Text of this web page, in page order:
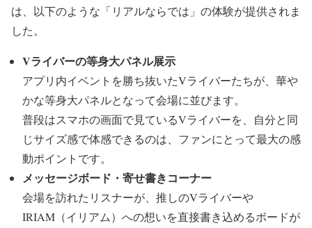
は、以下のような「リアルならでは」の体験が提供されま
した。
Vライバーの等身大パネル展示
アプリ内イベントを勝ち抜いたVライバーたちが、華や
かな等身大パネルとなって会場に並びます。
普段はスマホの画面で見ているVライバーを、自分と同
じサイズ感で体感できるのは、ファンにとって最大の感
動ポイントです。
メッセージボード・寄せ書きコーナー
会場を訪れたリスナーが、推しのVライバーや
IRIAM（イリアム）への想いを直接書き込めるボードが